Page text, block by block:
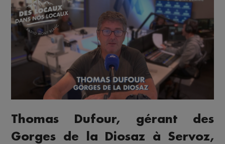
Thomas Dufour, gérant des
Gorges de la Diosaz à Servoz,